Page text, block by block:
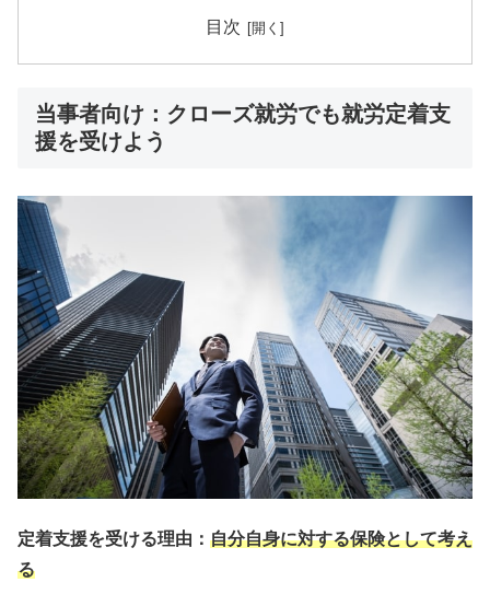
目次
当事者向け：クローズ就労でも就労定着支
援を受けよう
定着支援を受ける理由： 自分自身に対する保険として考え
る